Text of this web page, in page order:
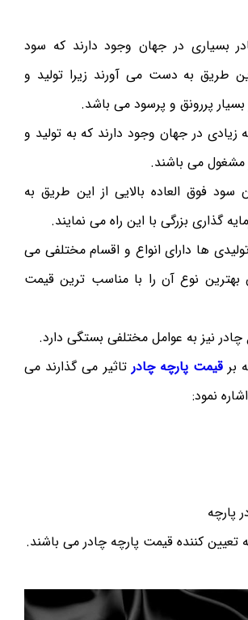
بسیاری در جهان وجود دارند که سود
این طریق به دست می آورند زیرا تولید و
پررونق و پرسود می باشد.
زیادی در جهان وجود دارند که به تولید و
مشغول می باشند.
سود فوق العاده بالایی از این طریق به
گذاری بزرگی با این راه می نمایند.
ها دارای انواع و اقسام مختلفی می
بهترین نوع آن را با مناسب ترین قیمت
چادر نیز به عوامل مختلفی بستگی دارد.
بر قیمت پارچه چادر تاثیر می گذارند می
نمود:
پارچه
تعیین کننده قیمت پارچه چادر می باشند.